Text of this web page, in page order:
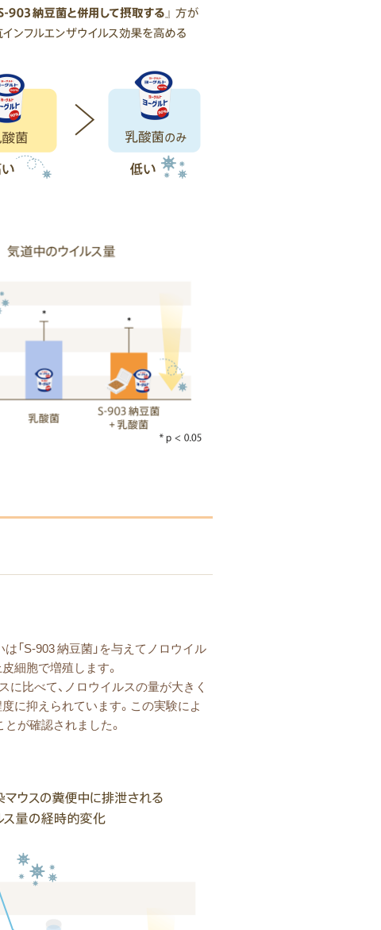
「S-903 納豆菌」を与えてノロウイル
細胞で増殖します。
に比べて、ノロウイルスの量が大きく
に抑えられています。この実験によ
が確認されました。